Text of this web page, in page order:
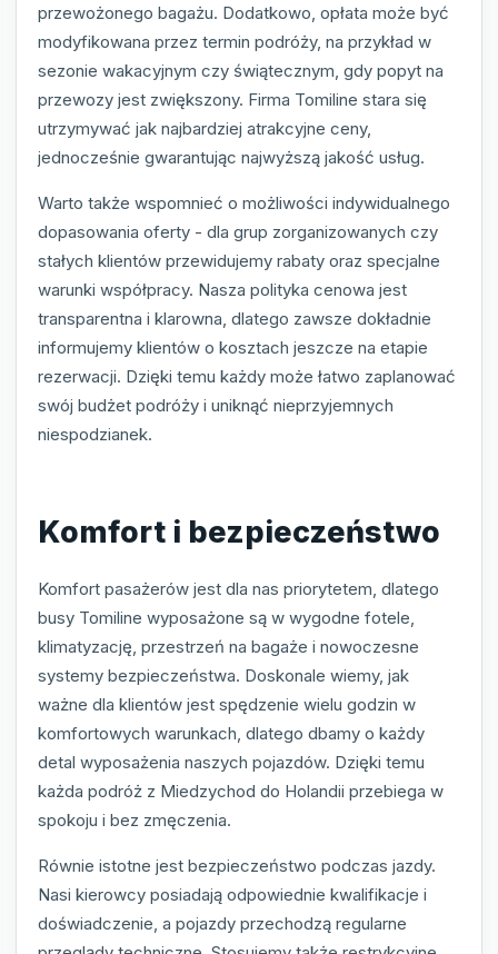
przewożonego bagażu. Dodatkowo, opłata może być
modyfikowana przez termin podróży, na przykład w
sezonie wakacyjnym czy świątecznym, gdy popyt na
przewozy jest zwiększony. Firma Tomiline stara się
utrzymywać jak najbardziej atrakcyjne ceny,
jednocześnie gwarantując najwyższą jakość usług.
Warto także wspomnieć o możliwości indywidualnego
dopasowania oferty - dla grup zorganizowanych czy
stałych klientów przewidujemy rabaty oraz specjalne
warunki współpracy. Nasza polityka cenowa jest
transparentna i klarowna, dlatego zawsze dokładnie
informujemy klientów o kosztach jeszcze na etapie
rezerwacji. Dzięki temu każdy może łatwo zaplanować
swój budżet podróży i uniknąć nieprzyjemnych
niespodzianek.
Komfort i bezpieczeństwo
Komfort pasażerów jest dla nas priorytetem, dlatego
busy Tomiline wyposażone są w wygodne fotele,
klimatyzację, przestrzeń na bagaże i nowoczesne
systemy bezpieczeństwa. Doskonale wiemy, jak
ważne dla klientów jest spędzenie wielu godzin w
komfortowych warunkach, dlatego dbamy o każdy
detal wyposażenia naszych pojazdów. Dzięki temu
każda podróż z Miedzychod do Holandii przebiega w
spokoju i bez zmęczenia.
Równie istotne jest bezpieczeństwo podczas jazdy.
Nasi kierowcy posiadają odpowiednie kwalifikacje i
doświadczenie, a pojazdy przechodzą regularne